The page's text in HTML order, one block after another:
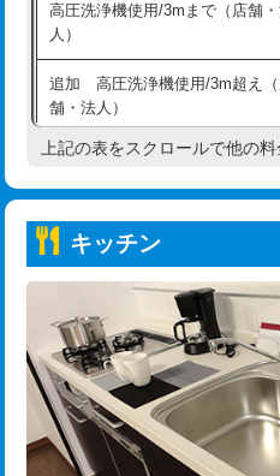
持込商品取付（混合水栓）
持込商品取付（浄水器・分岐水
持込商品取付（温水洗浄便座）
持込商品取付（普通便座⇔温水
給水管工事※（ホール加工)
給水管工事※（バンド止め)
給水管工事※（支持金具設置)
給水管工事※（保温材使用（バ
め込み）)
高圧洗浄機使用/3mまで（店舗
人）
追加 高圧洗浄機使用/3m超え
舗・法人）
高度高圧洗浄換
トーラー機使用/3mまで
追加トーラー機使用/3m超え
カメラ調査
桝清掃
止水・漏水調査・防水処理・清掃
上記の表をスクロールで他の
キッチン